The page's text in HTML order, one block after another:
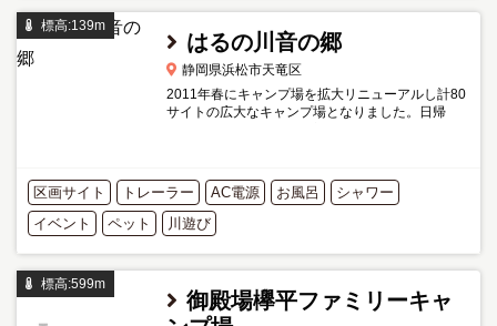
標高:139m
はるの川音の郷
静岡県浜松市天竜区
2011年春にキャンプ場を拡大リニューアルし計80
サイトの広大なキャンプ場となりました。日帰
区画サイト トレーラー AC電源 お風呂
シャワー
イベント
ペット 川遊び
標高:599m
御殿場欅平ファミリーキャ